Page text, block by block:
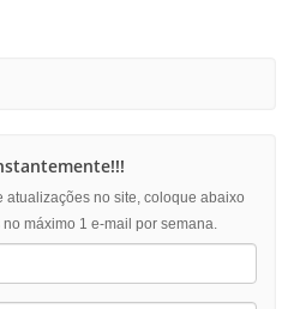
atualizações no site, coloque abaixo
máximo 1 e-mail por semana.